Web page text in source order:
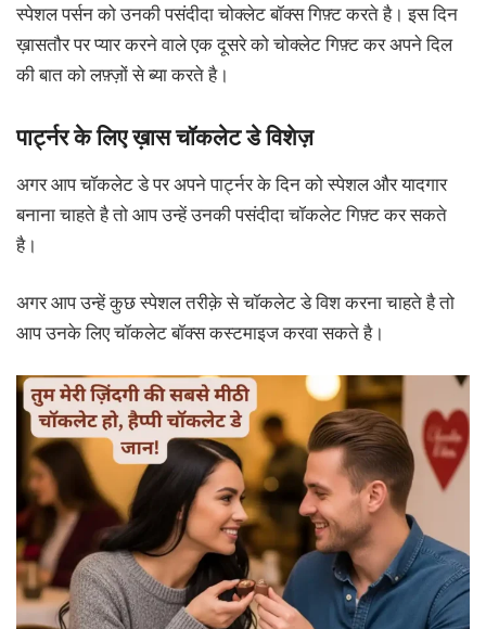
स्पेशल पर्सन को उनकी पसंदीदा चोक्लेट बॉक्स गिफ़्ट करते है। इस दिन
ख़ासतौर पर प्यार करने वाले एक दूसरे को चोक्लेट गिफ़्ट कर अपने दिल
की बात को लफ़्ज़ों से ब्या करते है।
पार्ट्नर के लिए ख़ास चॉकलेट डे विशेज़
अगर आप चॉकलेट डे पर अपने पार्ट्नर के दिन को स्पेशल और यादगार
बनाना चाहते है तो आप उन्हें उनकी पसंदीदा चॉकलेट गिफ़्ट कर सकते
है।
अगर आप उन्हें कुछ स्पेशल तरीक़े से चॉकलेट डे विश करना चाहते है तो
आप उनके लिए चॉकलेट बॉक्स कस्टमाइज करवा सकते है।